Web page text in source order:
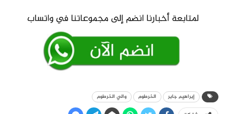
إبراهيم جابر الخرطوم والي الخرطوم